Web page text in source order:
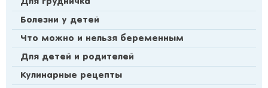
Для грудничка
Болезни у детей
Что можно и нельзя беременным
Для детей и родителей
Кулинарные рецепты